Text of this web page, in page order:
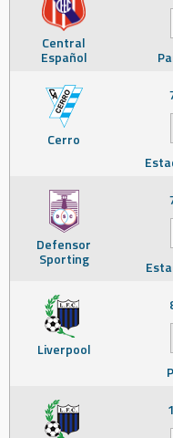
Central
Español
Cerro
Defensor
Sporting
Liverpool